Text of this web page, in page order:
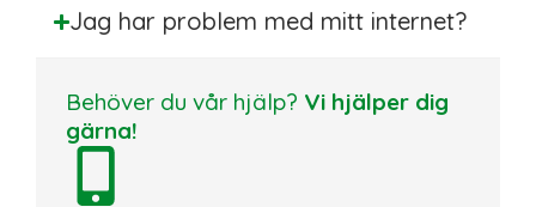
Jag har problem med mitt internet?
Behöver du vår hjälp? Vi hjälper dig
gärna!